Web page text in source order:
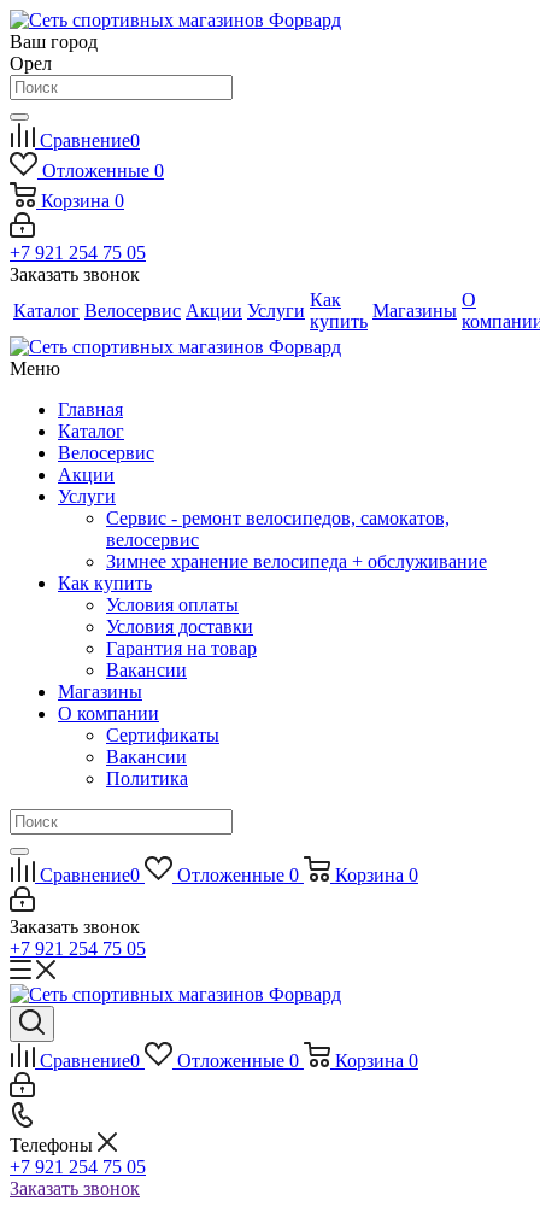
Ваш город
Орел
Сравнение0
Отложенные 0
Корзина 0
+7 921 254 75 05
Заказать звонок
Каталог Велосервис Акции Услуги
Как
купить
Магазины
О
Меню
Главная
Каталог
Велосервис
Акции
Услуги
Сервис - ремонт велосипедов, самокатов,
велосервис
Зимнее хранение велосипеда + обслуживание
Как купить
Условия оплаты
Условия доставки
Гарантия на товар
Вакансии
Магазины
О компании
Сертификаты
Вакансии
Политика
Сравнение0 Отложенные 0 Корзина 0
Заказать звонок
+7 921 254 75 05
Сравнение0 Отложенные 0 Корзина 0
Телефоны
+7 921 254 75 05
Заказать звонок